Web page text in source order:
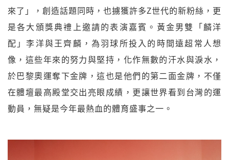
來了」，創造話題同時，也擄獲許多Z世代的新粉絲，更
是各大頒獎典禮上邀請的表演嘉賓。黃金男雙「麟洋
配」李洋與王齊麟，為羽球所投入的時間遠超常人想
像，這些年來的努力與堅持，化作無數的汗水與淚水，
於巴黎奧運奪下金牌，這也是他們的第二面金牌，不僅
在體壇最高殿堂交出亮眼成績，更讓世界看到台灣的運
動員，無疑是今年最熱血的體育盛事之一。